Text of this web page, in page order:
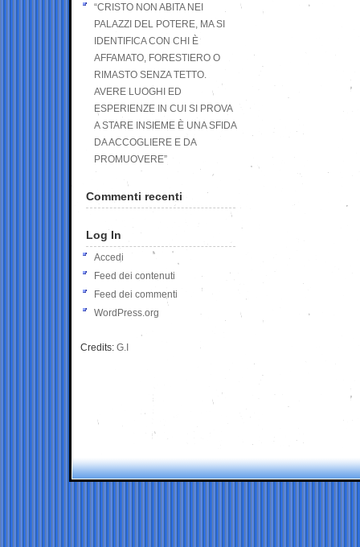
“CRISTO NON ABITA NEI
PALAZZI DEL POTERE, MA SI
IDENTIFICA CON CHI È
AFFAMATO, FORESTIERO O
RIMASTO SENZA TETTO.
AVERE LUOGHI ED
ESPERIENZE IN CUI SI PROVA
A STARE INSIEME È UNA SFIDA
DA ACCOGLIERE E DA
PROMUOVERE”
Commenti recenti
Log In
Accedi
Feed dei contenuti
Feed dei commenti
WordPress.org
Credits: G.I